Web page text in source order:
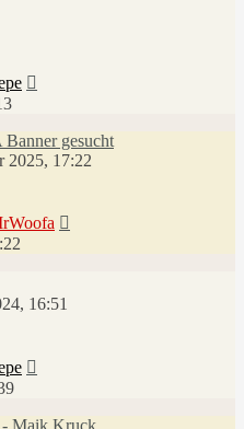
gesucht
2025, 17:22
16:51
Maik Kruck